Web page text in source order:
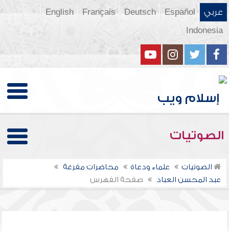
عربي Español
Deutsch
Français
English
Indonesia
الصوتيات
الصوتيات علماء ودعاة
محاضرات مفرغة
عبد المحسن العباد
صفحة الفهرس